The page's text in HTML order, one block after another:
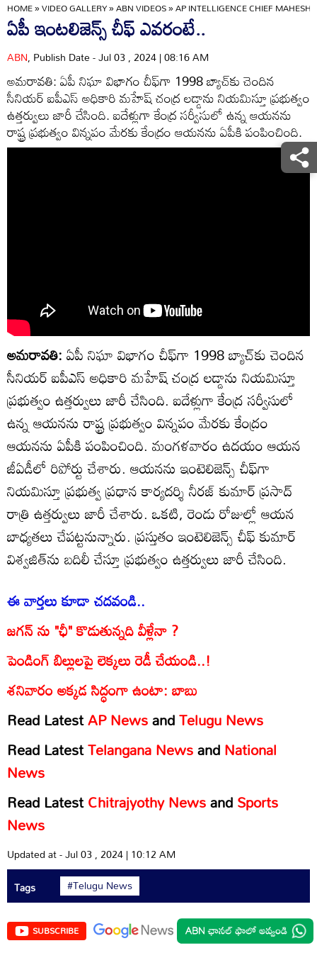
HOME»VIDEO GALLERY»ABN VIDEOS»AP INTELLIGENCE CHIEF
ఏపీ ఇంటలిజెన్స్ చీఫ్‌ ఎవరంటే..
ABN, Publish Date - Jul 03 , 2024 | 08:16 AM
అమరావతి: ఏపీ నిఘా విభాగం చీఫ్‌గా 1998 బ్యాచ్‌కు చెందిన
సీనియర్ ఐపీఎస్ అధికారి మహేష్ చంద్ర లడ్డాను నియమిస్తూ ప్రభుత్వం
ఉత్తర్వులు జారీ చేసింది. ఐదేళ్లుగా కేంద్ర సర్వీసులో ఉన్న ఆయనను
రాష్ట్ర ప్రభుత్వం విన్నపం మేరకు కేంద్రం ఆయనను ఏపీకి పంపించింది.
అమరావతి:ఏపీ నిఘా విభాగం చీఫ్‌గా 1998 బ్యాచ్‌కు చెందిన
సీనియర్ ఐపీఎస్ అధికారి మహేష్ చంద్ర లడ్డాను నియమిస్తూ
ప్రభుత్వం ఉత్తర్వులు జారీ చేసింది. ఐదేళ్లుగా కేంద్ర సర్వీసులో
ఉన్న ఆయనను రాష్ట్ర ప్రభుత్వం విన్నపం మేరకు కేంద్రం
ఆయనను ఏపీకి పంపించింది. మంగళవారం ఉదయం ఆయన
జీఏడీలో రిపోర్టు చేశారు. ఆయనను ఇంటెలిజెన్స్ చీఫ్‌గా
నియమిస్తూ ప్రభుత్వ ప్రధాన కార్యదర్శి నీరజ్ కుమార్ ప్రసాద్
రాత్రి ఉత్తర్వులు జారీ చేశారు. ఒకటి, రెండు రోజుల్లో ఆయన
బాధ్యతలు చేపట్టనున్నారు. ప్రస్తుతం ఇంటెలిజెన్స్ చీఫ్ కుమార్
విశ్వజిత్‌ను బదిలీ చేస్తూ ప్రభుత్వం ఉత్తర్వులు జారీ చేసింది.
ఈ వార్తలు కూడా చదవండి..
జగన్ ను "ఛీ" కొడుతున్నది వీళ్లేనా ?
పెండింగ్ బిల్లులపై లెక్కలు రెడీ చేయండి..!
శనివారం అక్కడ సిద్ధంగా ఉంటా: బాబు
Read LatestAP NewsandTelugu News
Read LatestTelangana NewsandNational
News
Read LatestChitrajyothy NewsandSports
News
Updated at - Jul 03 , 2024 | 10:12 AM
Tags
#Telugu News
SUBSCRIBE